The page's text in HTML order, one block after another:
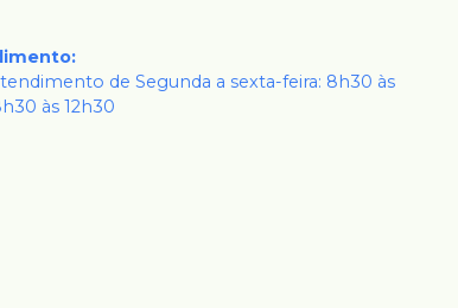
:
de Segunda a sexta-feira: 8h30 às
às 12h30